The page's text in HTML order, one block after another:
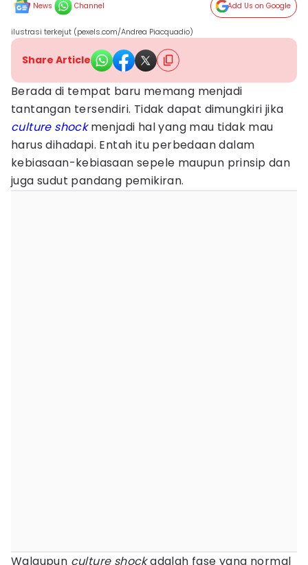
News Channel Add Us on Google
ilustrasi terkejut (pexels.com/Andrea Piacquadio)
Share Article
Berada di tempat baru memang menjadi
tantangan tersendiri. Tidak dapat dimungkiri jika
culture shockmenjadi hal yang mau tidak mau
harus dihadapi. Entah itu perbedaan dalam
kebiasaan-kebiasaan sepele maupun prinsip dan
juga sudut pandang pemikiran.
Walaupun culture shockadalah fase yang normal